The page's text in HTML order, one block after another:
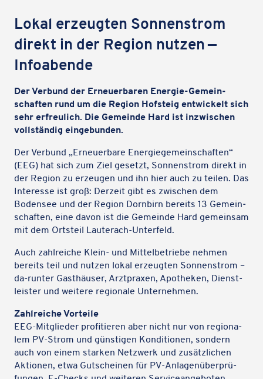
Lokal erzeug­ten Sonnen­strom
direkt in der Region nutzen —
Infoabende
Der Verbund der Erneu­er­ba­ren Energie-Gemein­
schaf­ten rund um die Region Hofsteig entwi­ckelt sich
sehr erfreu­lich. Die Gemeinde Hard ist inzwi­schen
voll­stän­dig eingebunden.
Der Verbund „Erneu­er­bare Ener­gie­ge­mein­schaf­ten“
(EEG) hat sich zum Ziel gesetzt, Sonnen­strom direkt in
der Region zu erzeu­gen und ihn hier auch zu teilen. Das
Inter­esse ist groß: Derzeit gibt es zwischen dem
Boden­see und der Region Dorn­birn bereits 13 Gemein­
schaf­ten, eine davon ist die Gemeinde Hard gemein­sam
mit dem Orts­teil Lauterach-Unterfeld.
Auch zahl­rei­che Klein- und Mittel­be­triebe nehmen
bereits teil und nutzen lokal erzeug­ten Sonnen­strom –
da-runter Gast­häu­ser, Arzt­pra­xen, Apothe­ken, Dienst­
leis­ter und weitere regio­nale Unternehmen.
Zahl­rei­che Vorteile
EEG-Mitglie­der profi­tie­ren aber nicht nur von regio­na­
lem PV-Strom und güns­ti­gen Kondi­tio­nen, sondern
auch von einem starken Netz­werk und zusätz­li­chen
Aktio­nen, etwa Gutschei­nen für PV-Anla­gen­über­prü­